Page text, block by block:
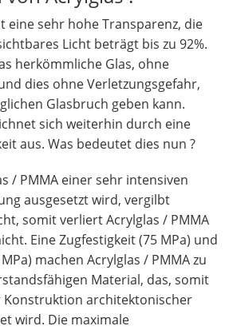
eine sehr hohe Transparenz, die
Licht beträgt bis zu 92%.
herkömmliche Glas, ohne
dies ohne Verletzungsgefahr,
Glasbruch geben kann.
sich weiterhin durch eine
aus. Was bedeutet dies nun ?
/ PMMA einer sehr intensiven
ausgesetzt wird, vergilbt
somit verliert Acrylglas / PMMA
Eine Zugfestigkeit (75 MPa) und
machen Acrylglas / PMMA zu
Material, das, somit
Konstruktion architektonischer
wird. Die maximale